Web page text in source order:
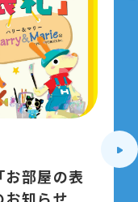
お部屋の表
知らせ